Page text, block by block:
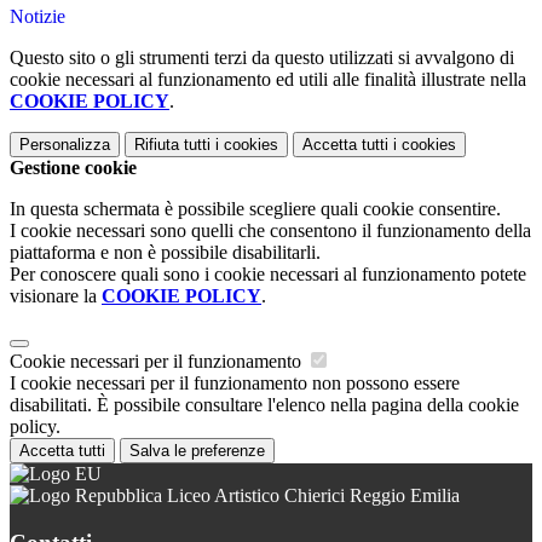
Notizie
Questo sito o gli strumenti terzi da questo utilizzati si avvalgono di
cookie necessari al funzionamento ed utili alle finalità illustrate nella
COOKIE POLICY.
Personalizza Rifiuta tutti i cookies Accetta tutti i cookies
Gestione cookie
In questa schermata è possibile scegliere quali cookie consentire.
I cookie necessari sono quelli che consentono il funzionamento della
piattaforma e non è possibile disabilitarli.
Per conoscere quali sono i cookie necessari al funzionamento potete
visionare la COOKIE POLICY.
Cookie necessari per il funzionamento
I cookie necessari per il funzionamento non possono essere
disabilitati. È possibile consultare l'elenco nella pagina della cookie
policy.
Accetta tutti Salva le preferenze
Liceo Artistico Chierici Reggio Emilia